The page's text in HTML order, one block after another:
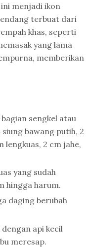
menjadi ikon
terbuat dari
khas, seperti
yang lama
memberikan
sengkel atau
bawang putih, 2
lengkuas, 2 cm jahe,
yang sudah
hingga harum.
daging berubah
api kecil
meresap.